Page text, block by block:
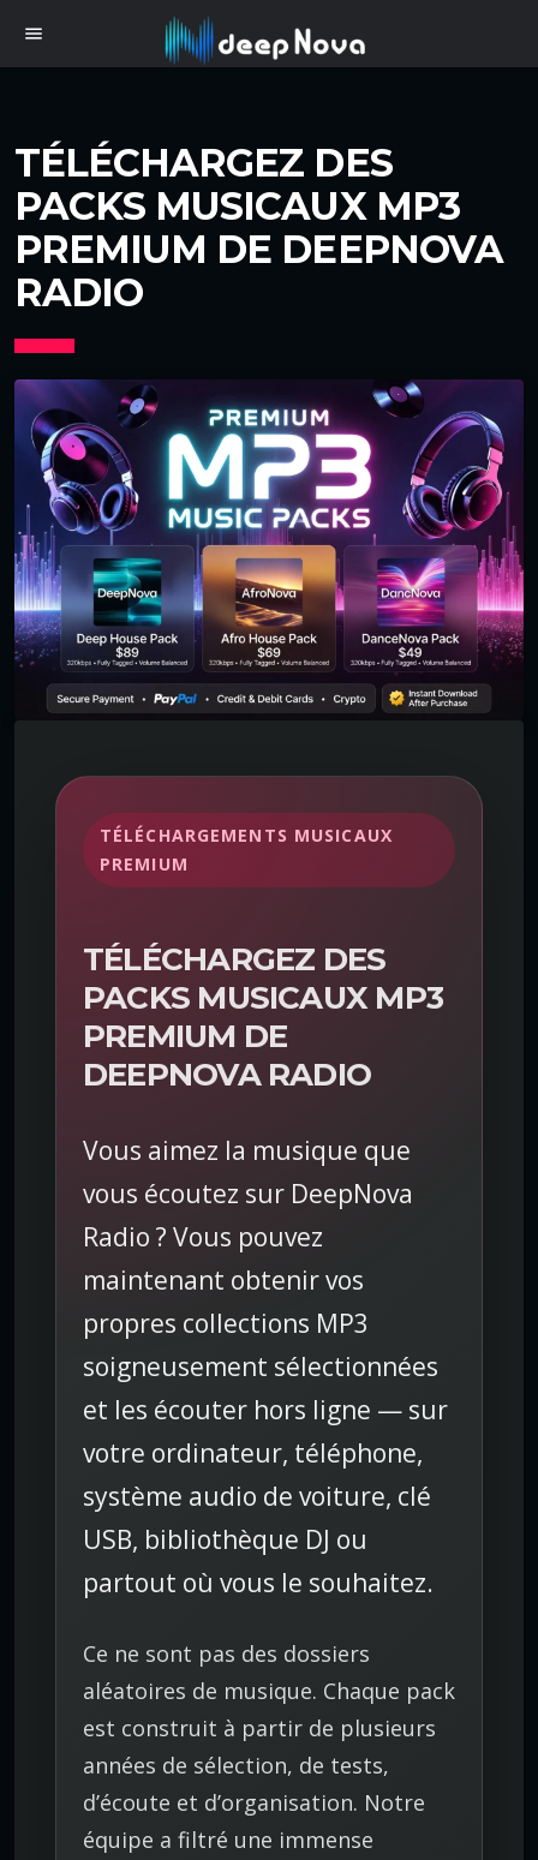
menu
TÉLÉCHARGEZ DES
PACKS MUSICAUX MP3
PREMIUM DE DEEPNOVA
RADIO
TÉLÉCHARGEMENTS MUSICAUX
PREMIUM
TÉLÉCHARGEZ DES
PACKS MUSICAUX MP3
PREMIUM DE
DEEPNOVA RADIO
Vous aimez la musique que
vous écoutez sur DeepNova
Radio ? Vous pouvez
maintenant obtenir vos
propres collections MP3
soigneusement sélectionnées
et les écouter hors ligne — sur
votre ordinateur, téléphone,
système audio de voiture, clé
USB, bibliothèque DJ ou
partout où vous le souhaitez.
Ce ne sont pas des dossiers
aléatoires de musique. Chaque pack
est construit à partir de plusieurs
années de sélection, de tests,
d’écoute et d’organisation. Notre
équipe a filtré une immense